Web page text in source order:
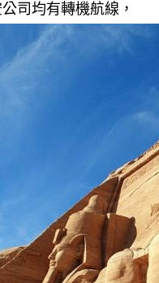
司均有轉機航線，